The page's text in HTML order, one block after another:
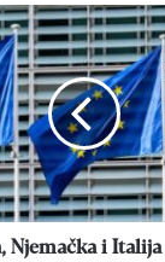
Njemačka i